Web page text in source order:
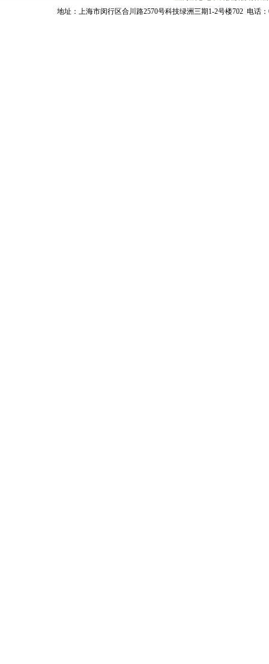
地址：上海市闵行区合川路2570号科技绿洲三期1-2号楼702 电话